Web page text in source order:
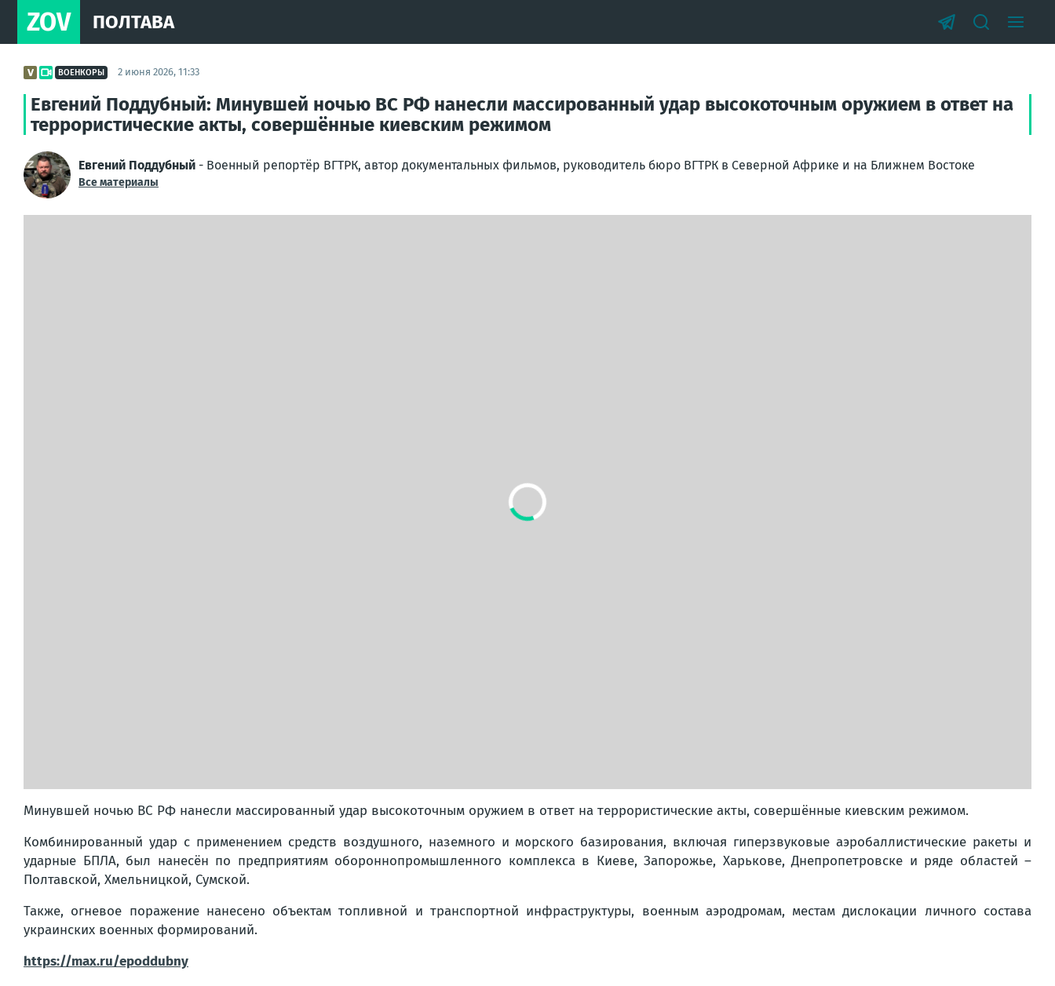
ZOV ПОЛТАВА
ВОЕНКОРЫ 2 июня 2026, 11:33
Евгений Поддубный: Минувшей ночью ВС РФ нанесли массированный удар высокоточным оружием в ответ на
террористические акты, совершённые киевским режимом
Евгений Поддубный - Военный репортёр ВГТРК, автор документальных фильмов, руководитель бюро ВГТРК в Северной Африке и на Ближнем Востоке
Все материалы
Минувшей ночью ВС РФ нанесли массированный удар высокоточным оружием в ответ на террористические акты, совершённые киевским режимом.
Комбинированный удар с применением средств воздушного, наземного и морского базирования, включая гиперзвуковые аэробаллистические ракеты и
ударные БПЛА, был нанесён по предприятиям обороннопромышленного комплекса в Киеве, Запорожье, Харькове, Днепропетровске и ряде областей –
Полтавской, Хмельницкой, Сумской.
Также, огневое поражение нанесено объектам топливной и транспортной инфраструктуры, военным аэродромам, местам дислокации личного состава
украинских военных формирований.
https://max.ru/epoddubny